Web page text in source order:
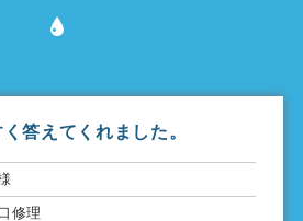
答えてくれました。
修理